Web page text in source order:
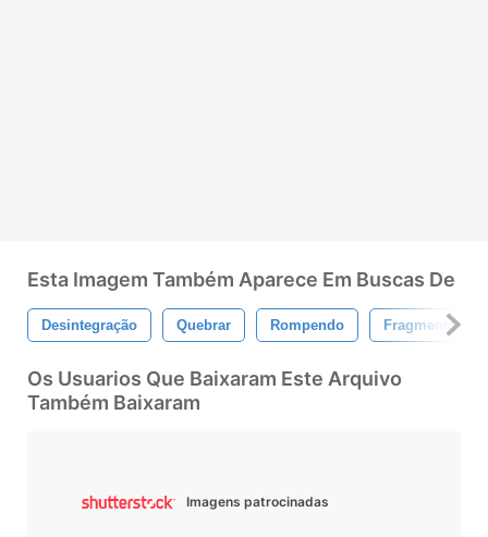
Esta Imagem Também Aparece Em Buscas De
Desintegração Quebrar Rompendo Fragmentação
Os Usuarios Que Baixaram Este Arquivo
Também Baixaram
Imagens patrocinadas